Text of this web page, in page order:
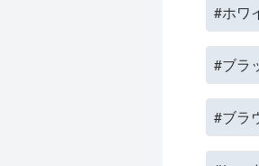
#ホワ
#ブラ
#ブラ